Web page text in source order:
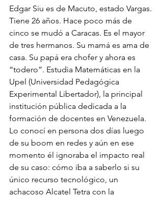
Edgar Siu es de Macuto, estado Vargas.
Tiene 26 años. Hace poco más de
cinco se mudó a Caracas. Es el mayor
de tres hermanos. Su mamá es ama de
casa. Su papá era chofer y ahora es
“todero”. Estudia Matemáticas en la
Upel (Universidad Pedagógica
Experimental Libertador), la principal
institución pública dedicada a la
formación de docentes en Venezuela.
Lo conocí en persona dos días luego
de su boom en redes y aún en ese
momento él ignoraba el impacto real
de su caso: cómo iba a saberlo si su
único recurso tecnológico, un
achacoso Alcatel Tetra con la